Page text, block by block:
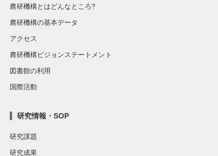
農研機構とはどんなところ?
農研機構の基本データ
アクセス
農研機構ビジョンステートメント
図書館の利用
国際活動
研究情報・SOP
研究課題
研究成果